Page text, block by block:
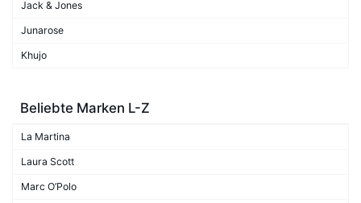
Jack & Jones
Junarose
Khujo
Beliebte Marken L-Z
La Martina
Laura Scott
Marc O’Polo